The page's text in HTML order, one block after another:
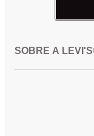
SOBRE A